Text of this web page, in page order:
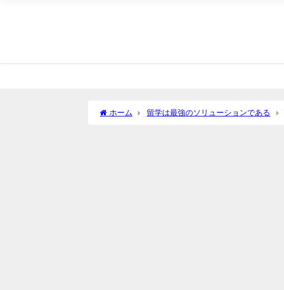
ホーム 留学は最強のソリューションである